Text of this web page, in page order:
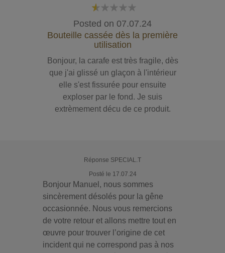
20%
Posted on 07.07.24
Bouteille cassée dès la première
utilisation
Bonjour, la carafe est très fragile, dès
que j'ai glissé un glaçon à l'intérieur
elle s'est fissurée pour ensuite
exploser par le fond. Je suis
extrèmement décu de ce produit.
Réponse SPECIAL.T
Posté le 17.07.24
Bonjour Manuel, nous sommes
sincèrement désolés pour la gêne
occasionnée. Nous vous remercions
de votre retour et allons mettre tout en
œuvre pour trouver l’origine de cet
incident qui ne correspond pas à nos